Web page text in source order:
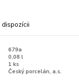
679a
0,08 l
1 ks
Český porcelán, a.s.